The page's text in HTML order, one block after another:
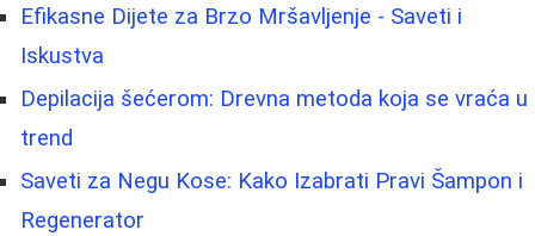
Efikasne Dijete za Brzo Mršavljenje - Saveti i
Iskustva
Depilacija šećerom: Drevna metoda koja se vraća u
trend
Saveti za Negu Kose: Kako Izabrati Pravi Šampon i
Regenerator